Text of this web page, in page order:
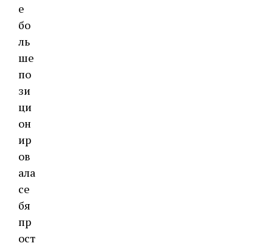
е
бо
ль
ше
по
зи
ци
он
ир
ов
ала
се
бя
пр
ост